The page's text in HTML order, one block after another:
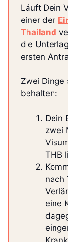
Läuft Dein
einer der
Thailand
die
ersten
Zwei Dinge
behalten:
Dein
zwei
THB
nach
eine